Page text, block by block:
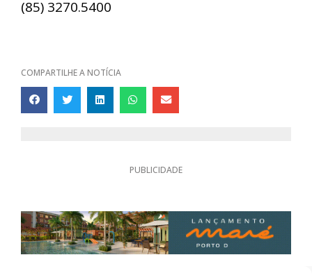
(85) 3270.5400
COMPARTILHE A NOTÍCIA
PUBLICIDADE